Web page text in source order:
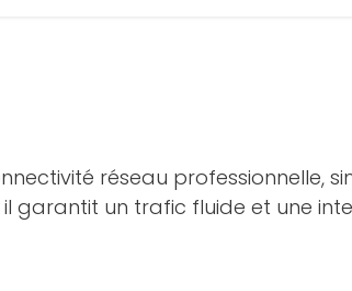
réseau professionnelle,
il garantit un trafic fluide et une